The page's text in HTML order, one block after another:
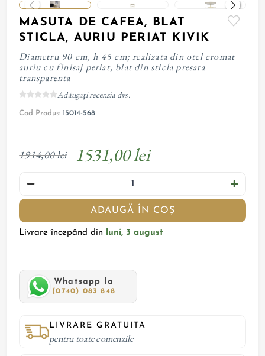
MASUTA DE CAFEA, BLAT
STICLA, AURIU PERIAT KIVIK
Diametru 90 cm, h 45 cm; realizata din otel cromat
auriu cu finisaj periat, blat din sticla presata
transparenta
Adăugați recenzia dvs.
Cod Produs: 15014-568
1914,00 lei 1531,00 lei
ADAUGĂ ÎN COȘ
Livrare începând din luni, 3 august
Whatsapp la
(0740) 083 848
LIVRARE GRATUITA
pentru toate comenzile